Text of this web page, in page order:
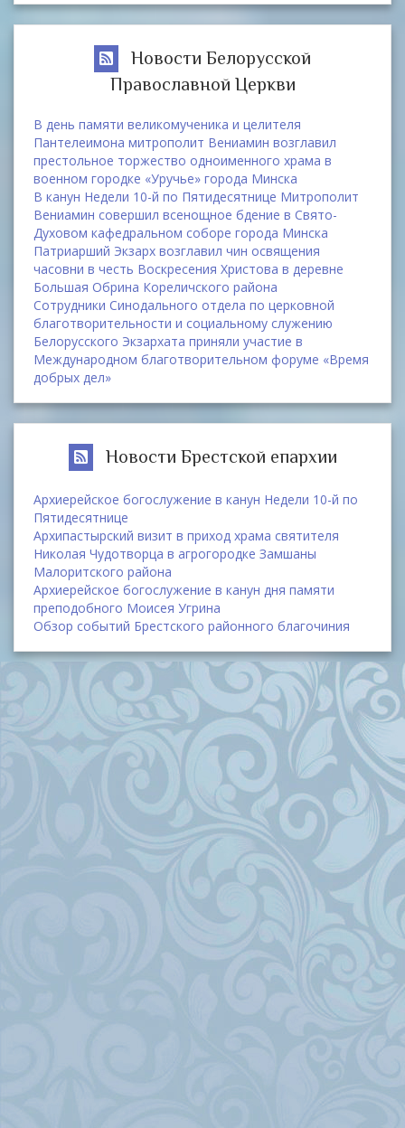
Новости Белорусской
Православной Церкви
В день памяти великомученика и целителя
Пантелеимона митрополит Вениамин возглавил
престольное торжество одноименного храма в
военном городке «Уручье» города Минска
В канун Недели 10-й по Пятидесятнице Митрополит
Вениамин совершил всенощное бдение в Свято-
Духовом кафедральном соборе города Минска
Патриарший Экзарх возглавил чин освящения
часовни в честь Воскресения Христова в деревне
Большая Обрина Кореличского района
Сотрудники Синодального отдела по церковной
благотворительности и социальному служению
Белорусского Экзархата приняли участие в
Международном благотворительном форуме «Время
добрых дел»
Новости Брестской епархии
Архиерейское богослужение в канун Недели 10-й по
Пятидесятнице
Архипастырский визит в приход храма святителя
Николая Чудотворца в агрогородке Замшаны
Малоритского района
Архиерейское богослужение в канун дня памяти
преподобного Моисея Угрина
Обзор событий Брестского районного благочиния